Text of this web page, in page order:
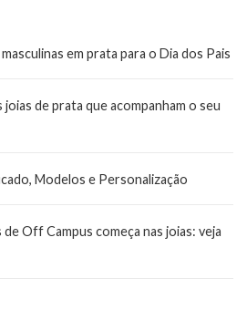
em prata para o Dia dos Pais
joias de prata que acompanham o seu
Modelos e Personalização
Off Campus começa nas joias: veja